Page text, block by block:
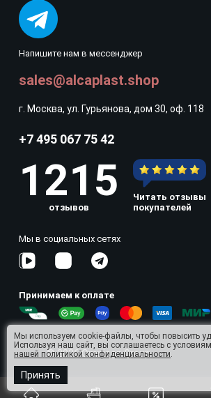
Напишите нам в мессенджер
sales@alcaplast.shop
г. Москва, ул. Гурьянова, дом 30, оф. 118
+7 495 067 75 42
1215
отзывов
Читать отзывы
покупателей
Мы в социальных сетях
Принимаем к оплате
© 2026 Omnisan Group
Мы используем cookie-файлы, чтобы повысить
Используя наш сайт, вы соглашаетесь с
нашей политикой конфиденциальности.
Принять